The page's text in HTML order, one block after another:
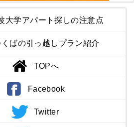
大学アパート探しの注意点
ばの引っ越しプラン紹介
TOPへ
Facebook
Twitter